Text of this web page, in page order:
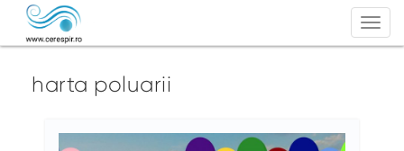
harta poluarii